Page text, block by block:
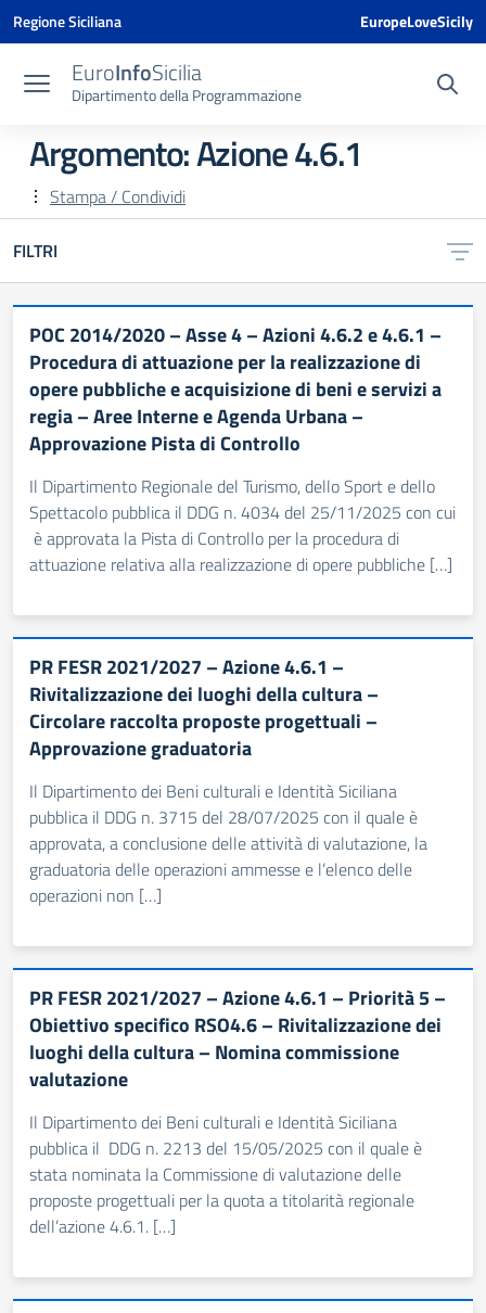
Vai ai contenuti
Vai al menu di navigazione
Vai al footer
Vai al banner delle Cookie Policy
Regione Siciliana EuropeLoveSicily
EuroInfoSicilia
Dipartimento della Programmazione
Argomento: Azione 4.6.1
Stampa / Condividi
FILTRI
POC 2014/2020 – Asse 4 – Azioni 4.6.2 e 4.6.1 –
Procedura di attuazione per la realizzazione di
opere pubbliche e acquisizione di beni e servizi a
regia – Aree Interne e Agenda Urbana –
Approvazione Pista di Controllo
Il Dipartimento Regionale del Turismo, dello Sport e dello
Spettacolo pubblica il DDG n. 4034 del 25/11/2025 con cui
è approvata la Pista di Controllo per la procedura di
attuazione relativa alla realizzazione di opere pubbliche […]
PR FESR 2021/2027 – Azione 4.6.1 –
Rivitalizzazione dei luoghi della cultura –
Circolare raccolta proposte progettuali –
Approvazione graduatoria
Il Dipartimento dei Beni culturali e Identità Siciliana
pubblica il DDG n. 3715 del 28/07/2025 con il quale è
approvata, a conclusione delle attività di valutazione, la
graduatoria delle operazioni ammesse e l’elenco delle
operazioni non […]
PR FESR 2021/2027 – Azione 4.6.1 – Priorità 5 –
Obiettivo specifico RSO4.6 – Rivitalizzazione dei
luoghi della cultura – Nomina commissione
valutazione
Il Dipartimento dei Beni culturali e Identità Siciliana
pubblica il DDG n. 2213 del 15/05/2025 con il quale è
stata nominata la Commissione di valutazione delle
proposte progettuali per la quota a titolarità regionale
dell’azione 4.6.1. […]